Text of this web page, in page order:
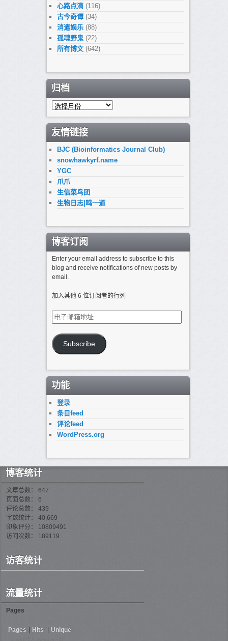
心路点滴(116)
古今奇谭(34)
消遣娱乐(88)
孤魂野鬼(22)
所有博文(642)
归档
归
友情链接
BJC (Bioinformatics Journal Club)
snowhawkyrf.name
YGC
爪爪
生信菜鸟团
生物日志|鸣一道
博客订阅
Enter your email address to subscribe to this
blog and receive notifications of new posts by
email.
加入其他 6 位订阅者的行列
电
子
邮
箱
地
Subscribe
功能
登录
条目feed
评论feed
WordPress.org
博客统计
文章总数： 647
页面总数： 6
评论总数： 439
字数统计： 40,669
印象评分： 10809491
访问次数： 189119
访客统计
流量统计
Pages
Pages | Hits | Unique